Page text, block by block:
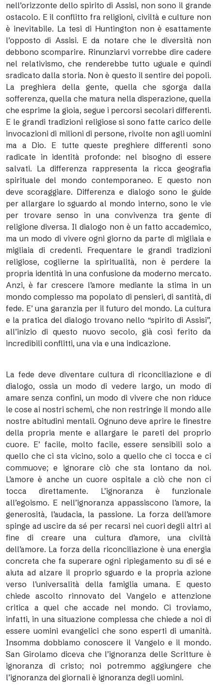
nell’orizzonte dello spirito di Assisi, non sono il grande
ostacolo. E il conflitto fra religioni, civiltà e culture non
è inevitabile. La tesi di Huntington non è esattamente
l’opposto di Assisi. E da notare che le diversità non
debbono scomparire. Rinunziarvi vorrebbe dire cadere
nel relativismo, che renderebbe tutto uguale e quindi
sradicato dalla storia. Non è questo il sentire dei popoli.
La preghiera della gente, quella che sgorga dalla
sofferenza, quella che matura nella disperazione, quella
che esprime la gioia, segue i percorsi secolari differenti.
E le grandi tradizioni religiose si sono fatte carico delle
invocazioni di milioni di persone, rivolte non agli uomini
ma a Dio. E tutte queste preghiere differenti sono
radicate in identità profonde: nel bisogno di essere
salvati. La differenza rappresenta la ricca geografia
spirituale del mondo contemporaneo. E questo non
deve scoraggiare. Differenza e dialogo sono le guide
per allargare lo sguardo al mondo interno, sono le vie
per trovare senso in una convivenza tra gente di
religione diversa. Il dialogo non è un fatto accademico,
ma un modo di vivere ogni giorno da parte di migliaia e
migliaia di credenti. Frequentare le grandi tradizioni
religiose, coglierne la spiritualità, non è perdere la
propria identità in una confusione da moderno mercato.
Anzi, è far crescere l’amore mediante la stima in un
mondo complesso ma popolato di pensieri, di santità, di
fede. E’ una garanzia per il futuro del mondo. La cultura
e la pratica del dialogo trovano nello “spirito di Assisi”,
all’inizio di questo nuovo secolo, già così ferito da
incredibili conflitti, una via e una indicazione.
La fede deve diventare cultura di riconciliazione e di
dialogo, ossia un modo di vedere largo, un modo di
amare senza confini, un modo di vivere che non riduce
le cose ai nostri schemi, che non restringe il mondo alle
nostre abitudini mentali. Ognuno deve aprire le finestre
della propria mente e allargare le pareti del proprio
cuore. E’ facile, molto facile, essere sensibili solo a
quello che ci sta vicino, solo a quello che ci tocca e ci
commuove; e ignorare ciò che sta lontano da noi.
L’amore è anche un cuore ospitale a ciò che non ci
tocca direttamente. L’ignoranza è funzionale
all’egoismo. E nell’ignoranza appassiscono l’amore, la
generosità, l’audacia, la passione. La forza dell’amore
spinge ad uscire da sé per recarsi nei cuori degli altri al
fine di creare una cultura d’amore, una civiltà
dell’amore. La forza della riconciliazione è una energia
concreta che fa superare ogni ripiegamento su di sé e
aiuta ad alzare il proprio sguardo e la propria azione
verso l’universalità della famiglia umana. E questo
chiede ascolto rinnovato del Vangelo e attenzione
critica a quel che accade nel mondo. Ci troviamo,
infatti, in una situazione complessa che chiede a noi di
essere uomini evangelici che sono esperti di umanità.
Insomma dobbiamo conoscere il Vangelo e il mondo.
San Girolamo diceva che l’ignoranza delle Scritture è
ignoranza di cristo; noi potremmo aggiungere che
l’ignoranza dei giornali è ignoranza degli uomini.